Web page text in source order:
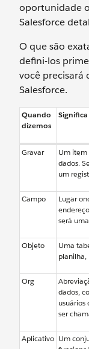
oportunidade
Salesforce
O que são
defini-los
você precisará
Salesforce.
Quando
dizemos
Significa
Gravar
Um item
dados.
um
Campo
Lugar
será
Objeto
Uma
planilha,
Org
dados,
usuários
ser
Aplicativo Um